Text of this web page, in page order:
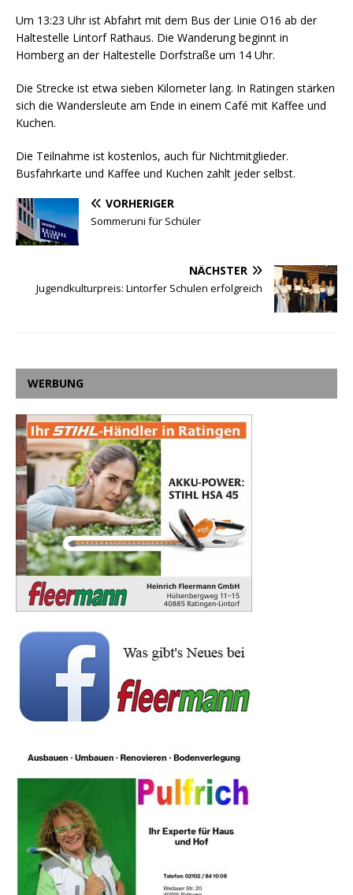
Um 13:23 Uhr ist Abfahrt mit dem Bus der Linie O16 ab der
Haltestelle Lintorf Rathaus. Die Wanderung beginnt in
Homberg an der Haltestelle Dorfstraße um 14 Uhr.
Die Strecke ist etwa sieben Kilometer lang. In Ratingen stärken
sich die Wandersleute am Ende in einem Café mit Kaffee und
Kuchen.
Die Teilnahme ist kostenlos, auch für Nichtmitglieder.
Busfahrkarte und Kaffee und Kuchen zahlt jeder selbst.
VORHERIGER
Sommeruni für Schüler
NÄCHSTER
Jugendkulturpreis: Lintorfer Schulen erfolgreich
WERBUNG